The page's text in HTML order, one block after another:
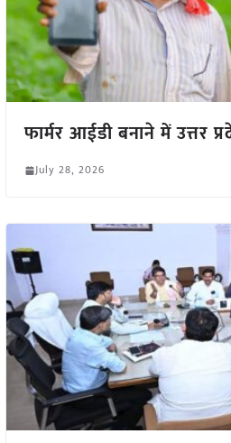
फार्मर आईडी बनाने में उत्तर
July 28, 2026